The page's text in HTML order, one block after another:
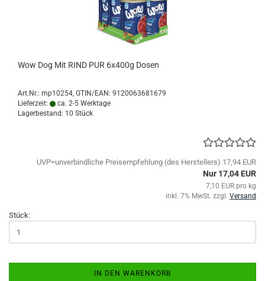
Wow Dog Mit RIND PUR 6x400g Dosen
Art.Nr.: mp10254 GTIN/EAN: 9120063681679
Lieferzeit:
ca. 2-5 Werktage
Lagerbestand: 10 Stück
UVP=unverbindliche Preisempfehlung (des Herstellers) 17,94 EUR
Nur 17,04 EUR
7,10 EUR pro kg
inkl. 7% MwSt. zzgl. Versand
Stück:
IN DEN WARENKORB